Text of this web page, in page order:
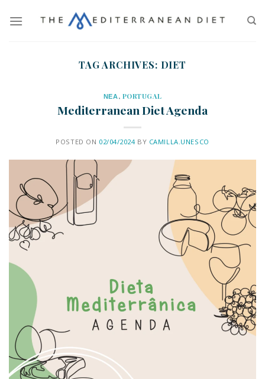
TAG ARCHIVES: DIET
ΝΕΑ, PORTUGAL
Mediterranean Diet Agenda
POSTED ON 02/04/2024BY CAMILLA.UNESCO